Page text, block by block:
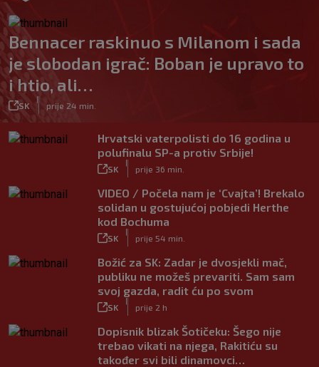
Bennacer raskinuo s Milanom i sada
je slobodan igrač: Boban je upravo to
i htio, ali…
SK prije 24 min.
Hrvatski vaterpolisti do 16 godina u
polufinalu SP-a protiv Srbije!
SK prije 36 min.
VIDEO / Počela nam je ‘Cvajta’! Brekalo
solidan u gostujućoj pobjedi Herthe
kod Bochuma
SK prije 54 min.
Božić za SK: Zadar je dvosjekli mač,
publiku ne možeš prevariti. Sam sam
svoj gazda, radit ću po svom
SK prije 2 h
Dopisnik blizak Šotičeku: Šego nije
trebao vikati na njega, Rakitiću su
također svi bili dinamovci…